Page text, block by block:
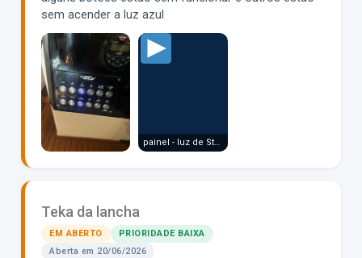
sem acender a luz azul
painel - luz de Strolbo.MOV
Teka da lancha
EM ABERTO
PRIORIDADE BAIXA
Aberta em 20/06/2026